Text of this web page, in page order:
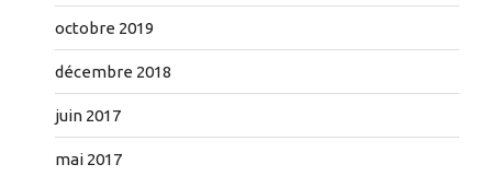
octobre 2019
décembre 2018
juin 2017
mai 2017